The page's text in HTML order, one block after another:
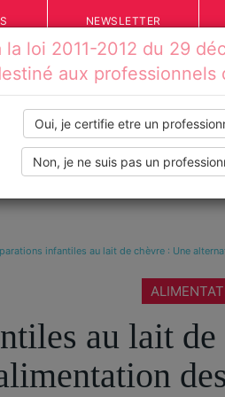
NEWSLETTER
infantiles au lait de chèvre : Une
au lait
loi 2011-2012 du 29
aux professionnels
Oui, je certifie etre un
Non, je ne suis pas un